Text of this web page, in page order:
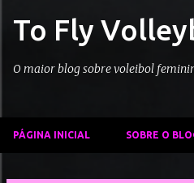
Pular para o
To Fly
O maior blog sobre voleibol
PÁGINA INICIAL SOBRE O